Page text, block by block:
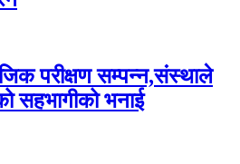
परीक्षण सम्पन्न,संस्थाले
सहभागीको भनाई